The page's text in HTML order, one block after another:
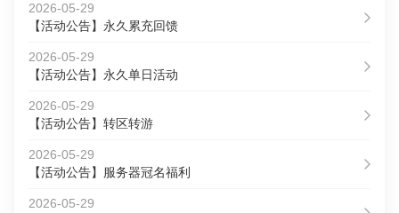
2026-05-29
【活动公告】永久累充回馈
2026-05-29
【活动公告】永久单日活动
2026-05-29
【活动公告】转区转游
2026-05-29
【活动公告】服务器冠名福利
2026-05-29